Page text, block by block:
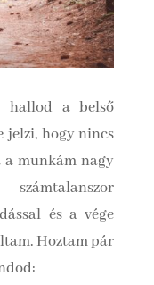
hallod a belső
jelzi, hogy nincs
munkám nagy
és a vége
Hoztam pár